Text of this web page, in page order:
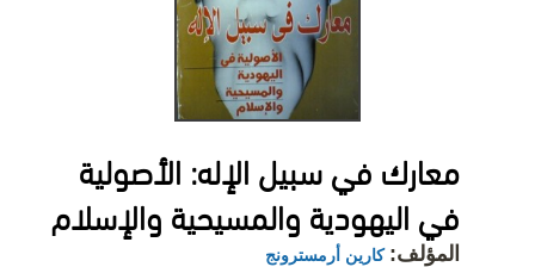
معارك في سبيل الإله: الأصولية
في اليهودية والمسيحية والإسلام
المؤلف: كارين أرمسترونج